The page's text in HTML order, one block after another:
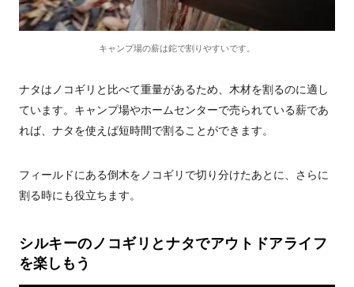
キャンプ場の薪は鉈で割りやすいです。
ナタはノコギリと比べて重量があるため、木材を割るのに適し
ています。キャンプ場やホームセンターで売られている薪であ
れば、ナタを使えば短時間で割ることができます。
フィールドにある倒木をノコギリで切り分けたあとに、さらに
割る時にも役立ちます。
シルキーのノコギリとナタでアウトドアライフ
を楽しもう